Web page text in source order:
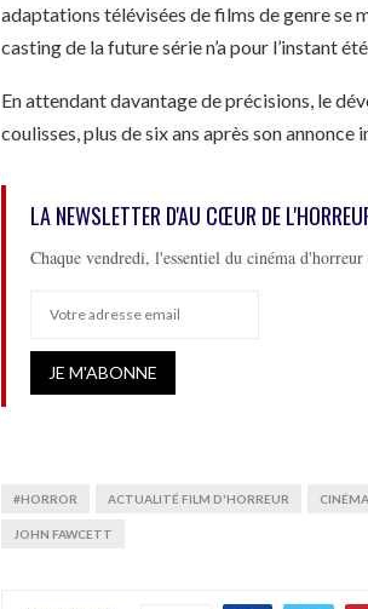
adaptations télévisées de films de genre
casting de la future série n’a pour l’instant
En attendant davantage de précisions, le
coulisses, plus de six ans après son annonce
LA NEWSLETTER D'AU CŒUR DE
Chaque vendredi, l'essentiel du cinéma
#HORROR ACTUALITÉ FILM D'HORREUR
JOHN FAWCETT